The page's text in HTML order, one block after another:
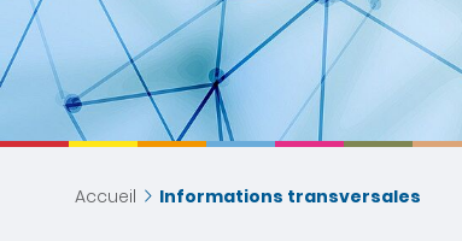
Accueil Informations transversales